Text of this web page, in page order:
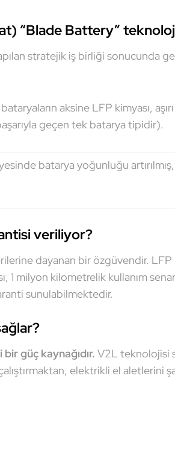
“Blade Battery”
stratejik iş birliği sonucunda
aksine LFP kimyası,
geçen tek batarya tipidir).
batarya yoğunluğu
veriliyor?
dayanan bir özgüvendir.
1 milyon kilometrelik kullanım
sunulabilmektedir.
güç kaynağıdır. V2L teknolojisi
elektrikli el aletlerini